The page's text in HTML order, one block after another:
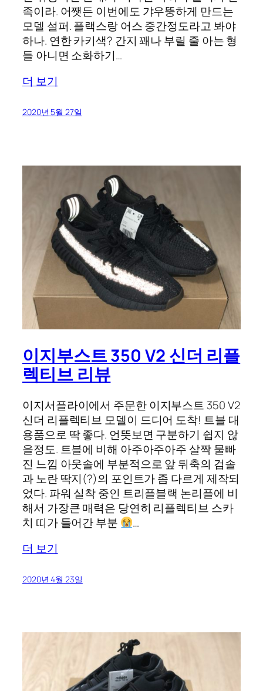
족이라. 어쨋든 이번에도 갸우뚱하게 만드는
모델 설퍼. 플랙스랑 어스 중간정도라고 봐야
하나. 연한 카키색? 간지 꽤나 부릴 줄 아는 형
들 아니면 소화하기…
더 보기
2020년 5월 27일
이지부스트 350 V2 신더 리플
렉티브 리뷰
이지서플라이에서 주문한 이지부스트 350 V2
신더 리플렉티브 모델이 드디어 도착! 트블 대
용품으로 딱 좋다. 언뜻보면 구분하기 쉽지 않
을정도. 트블에 비해 아주아주아주 살짝 물빠
진 느낌 아웃솔에 부분적으로 앞 뒤축의 검솔
과 노란 딱지(?)의 포인트가 좀 다르게 제작되
었다. 파워 실착 중인 트리플블랙 논리플에 비
해서 가장큰 매력은 당연히 리플렉티브 스카
치 띠가 들어간 부분
…
더 보기
2020년 4월 23일